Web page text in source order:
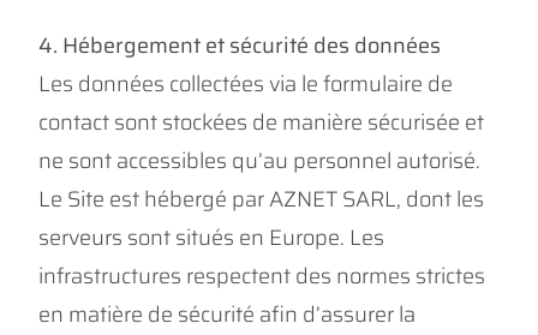
4. Hébergement et sécurité des données
Les données collectées via le formulaire de
contact sont stockées de manière sécurisée et
ne sont accessibles qu’au personnel autorisé.
Le Site est hébergé par AZNET SARL, dont les
serveurs sont situés en Europe. Les
infrastructures respectent des normes strictes
en matière de sécurité afin d’assurer la